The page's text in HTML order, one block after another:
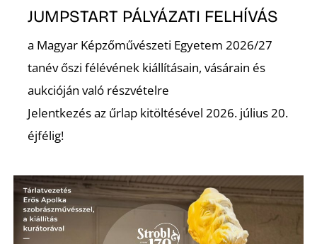
JUMPSTART PÁLYÁZATI FELHÍVÁS
a Magyar Képzőművészeti Egyetem 2026/27
tanév őszi félévének kiállításain, vásárain és
aukcióján való részvételre
Jelentkezés az űrlap kitöltésével 2026. július 20.
éjfélig!